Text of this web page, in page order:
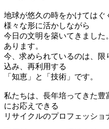
地球が悠久の時をかけては
様々な形に活かしながら
今日の文明を築いてきまし
あります。
今、求められているのは、限
込み、再利用する
「知恵」と「技術」です。
私たちは、長年培ってきた
にお応えできる
リサイクルのプロフェッショ